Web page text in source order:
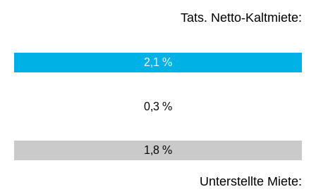
Tats. Netto-Kaltmiete:
2,1 %
0,3 %
1,8 %
Unterstellte Miete: